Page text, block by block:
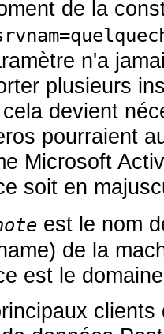
de la
n'a
plusieurs
cela devient
pourraient
Microsoft
soit en
est le nom
de la
est le